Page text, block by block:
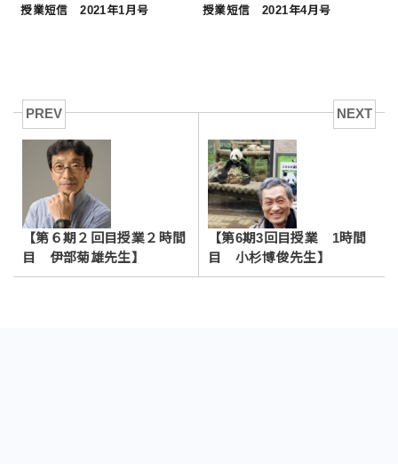
授業短信 2021年1月号
授業短信 2021年4月号
PREV
【第６期２回目授業２時間
目 伊部菊雄先生】
NEXT
【第6期3回目授業 1時間
目 小杉博俊先生】